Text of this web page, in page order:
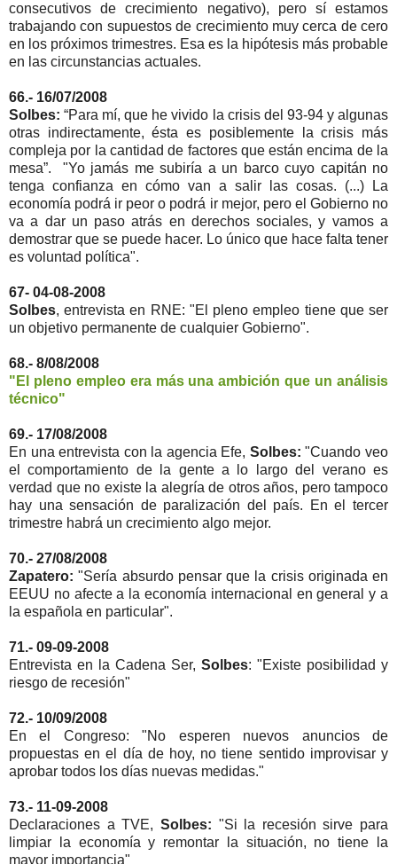
consecutivos de crecimiento negativo), pero sí estamos
trabajando con supuestos de crecimiento muy cerca de cero
en los próximos trimestres. Esa es la hipótesis más probable
en las circunstancias actuales.
66.- 16/07/2008
Solbes: “Para mí, que he vivido la crisis del 93-94 y algunas
otras indirectamente, ésta es posiblemente la crisis más
compleja por la cantidad de factores que están encima de la
mesa”. "Yo jamás me subiría a un barco cuyo capitán no
tenga confianza en cómo van a salir las cosas. (...) La
economía podrá ir peor o podrá ir mejor, pero el Gobierno no
va a dar un paso atrás en derechos sociales, y vamos a
demostrar que se puede hacer. Lo único que hace falta tener
es voluntad política".
67- 04-08-2008
Solbes, entrevista en RNE: "El pleno empleo tiene que ser
un objetivo permanente de cualquier Gobierno".
68.- 8/08/2008
"El pleno empleo era más una ambición que un análisis
técnico"
69.- 17/08/2008
En una entrevista con la agencia Efe, Solbes: "Cuando veo
el comportamiento de la gente a lo largo del verano es
verdad que no existe la alegría de otros años, pero tampoco
hay una sensación de paralización del país. En el tercer
trimestre habrá un crecimiento algo mejor.
70.- 27/08/2008
Zapatero:"Sería absurdo pensar que la crisis originada en
EEUU no afecte a la economía internacional en general y a
la española en particular".
71.- 09-09-2008
Entrevista en la Cadena Ser, Solbes: "Existe posibilidad y
riesgo de recesión"
72.- 10/09/2008
En el Congreso: "No esperen nuevos anuncios de
propuestas en el día de hoy, no tiene sentido improvisar y
aprobar todos los días nuevas medidas."
73.- 11-09-2008
Declaraciones a TVE, Solbes: "Si la recesión sirve para
limpiar la economía y remontar la situación, no tiene la
mayor importancia"